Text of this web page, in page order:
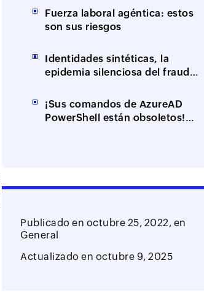
Fuerza laboral agéntica: estos
son sus riesgos
Identidades sintéticas, la
epidemia silenciosa del fraude
¡Sus comandos de AzureAD
PowerShell están obsoletos!
Publicado en octubre 25, 2022, en
General
Actualizado en octubre 9, 2025